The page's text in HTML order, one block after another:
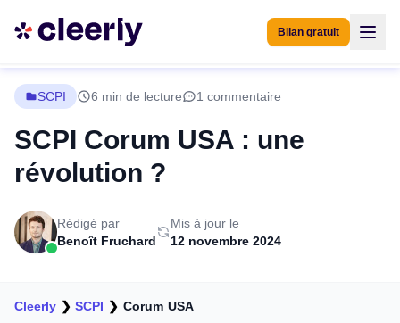
Bilan gratuit
SCPI 6 min de lecture 1 commentaire
SCPI Corum USA : une
révolution ?
Rédigé par
Benoît Fruchard
Mis à jour le
12 novembre 2024
Cleerly ❯SCPI ❯ Corum USA